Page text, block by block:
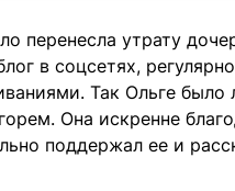
перенесла утрату
в соцсетях,
Так Ольге было
Она искренне
поддержал ее и